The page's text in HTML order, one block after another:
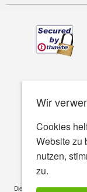
Wir
Cookies
Website zu
nutzen,
zu.© Copyright
Die auf dieser Webseite